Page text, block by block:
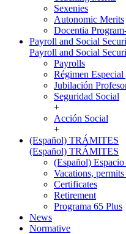
Sexenies
Autonomic Merits
Docentia
Payroll and Social
Payroll and Social
Payrolls
Régimen
Jubilación
Seguridad Social
+
Acción Social
+
(Español) TRÁMITES
(Español) TRÁMITES
(Español)
Vacations,
Certificates
Retirement
Programa 65 Plus
News
Normative